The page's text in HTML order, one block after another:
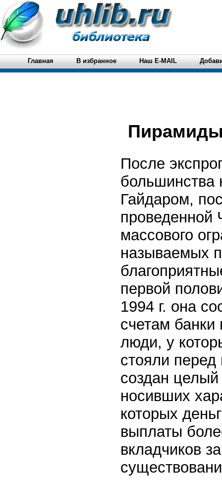
Главная В избранное Наш E-MAIL
После
большинства
Гайдаром,
проведенной
массового
называемых
первой
1994 г. она
счетам
люди, у
стояли
создан
носивших
которых
выплаты
вкладчиков